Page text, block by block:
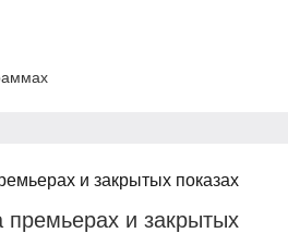
премьерах и закрытых